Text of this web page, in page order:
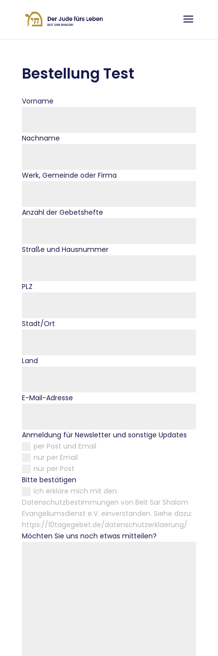
Bestellung Test
Vorname
Nachname
Werk, Gemeinde oder Firma
Anzahl der Gebetshefte
Straße und Hausnummer
PLZ
Stadt/Ort
Land
E-Mail-Adresse
Anmeldung für Newsletter und sonstige Updates
per Post und Email
nur per Email
nur per Post
Bitte bestätigen
Ich erkläre mich mit den
Datenschutzbestimmungen von Beit Sar Shalom
Evangeliumsdienst e.V. einverstanden. Siehe dazu:
https://10tagegebet.de/datenschutzerklaerung/
Möchten Sie uns noch etwas mitteilen?